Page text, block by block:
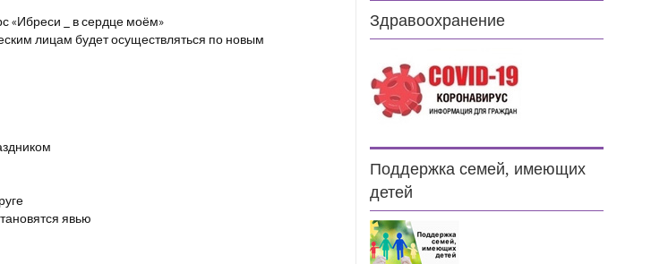
«Ибреси _ в сердце моём»
лицам будет осуществляться по новым
явью
Здравоохранение
Поддержка семей, имеющих
детей